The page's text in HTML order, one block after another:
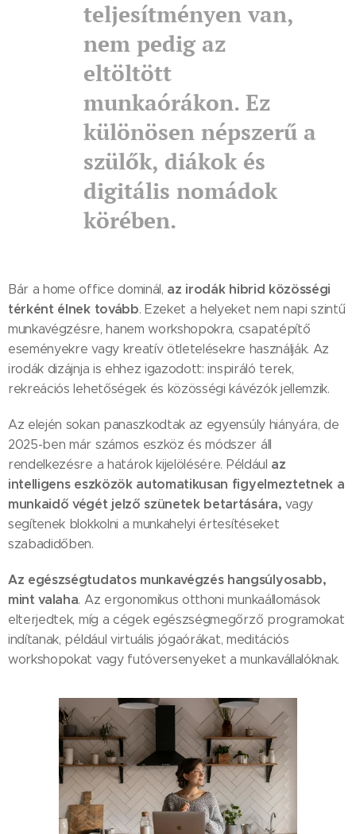
teljesítményen van,
nem pedig az
eltöltött
munkaórákon. Ez
különösen népszerű a
szülők, diákok és
digitális nomádok
körében.
Bár a home office dominál, az irodák hibrid közösségi
térként élnek tovább. Ezeket a helyeket nem napi szintű
munkavégzésre, hanem workshopokra, csapatépítő
eseményekre vagy kreatív ötletelésekre használják. Az
irodák dizájnja is ehhez igazodott: inspiráló terek,
rekreációs lehetőségek és közösségi kávézók jellemzik.
Az elején sokan panaszkodtak az egyensúly hiányára, de
2025-ben már számos eszköz és módszer áll
rendelkezésre a határok kijelölésére. Például az
intelligens eszközök automatikusan figyelmeztetnek a
munkaidő végét jelző szünetek betartására, vagy
segítenek blokkolni a munkahelyi értesítéseket
szabadidőben.
Az egészségtudatos munkavégzés hangsúlyosabb,
mint valaha. Az ergonomikus otthoni munkaállomások
elterjedtek, míg a cégek egészségmegőrző programokat
indítanak, például virtuális jógaórákat, meditációs
workshopokat vagy futóversenyeket a munkavállalóknak.